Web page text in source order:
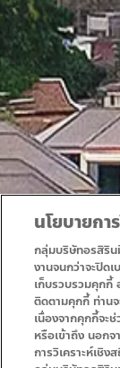
นโยบายกา
กลุ่มบริษัทอรสิริน
งานจนกว่าจะปิด
เก็บรวบรวมคุกกี้
ติดตามคุกกี้ ท่านจ
เนื่องจากคุกกี้จะ
หรือเข้าถึง นอกจ
การวิเคราะห์เชิ